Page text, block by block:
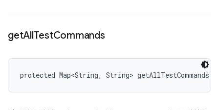
getAllTestCommands
protected Map<String, String> getAllTestCommands